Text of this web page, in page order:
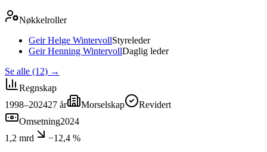
Nøkkelroller
Geir Helge WintervollStyreleder
Geir Henning WintervollDaglig leder
Se alle (12) →
Regnskap
1998–202427 år Morselskap
Revidert
Omsetning2024
1,2 mrd
−12,4 %